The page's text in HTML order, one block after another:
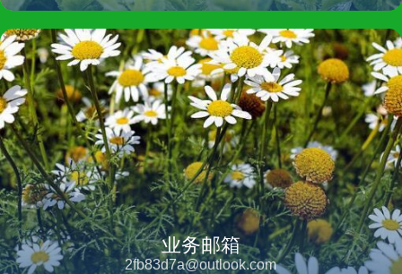
业务邮箱
2fb83d7a@outlook.com